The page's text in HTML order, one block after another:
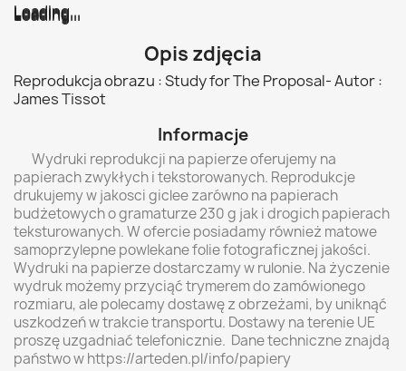
Loading...
Loading...
Loading...
Loading...
Loading...
Loading...
Opis zdjęcia
Reprodukcja obrazu : Study for The Proposal- Autor :
James Tissot
Informacje
Wydruki reprodukcji na papierze oferujemy na
papierach zwykłych i tekstorowanych. Reprodukcje
drukujemy w jakosci giclee zarówno na papierach
budżetowych o gramaturze 230 g jak i drogich papierach
teksturowanych. W ofercie posiadamy również matowe
samoprzylepne powlekane folie fotograficznej jakości.
Wydruki na papierze dostarczamy w rulonie. Na życzenie
wydruk możemy przyciąć trymerem do zamówionego
rozmiaru, ale polecamy dostawę z obrzeżami, by uniknąć
uszkodzeń w trakcie transportu. Dostawy na terenie UE
proszę uzgadniać telefonicznie. Dane techniczne znajdą
państwo w https://arteden.pl/info/papiery